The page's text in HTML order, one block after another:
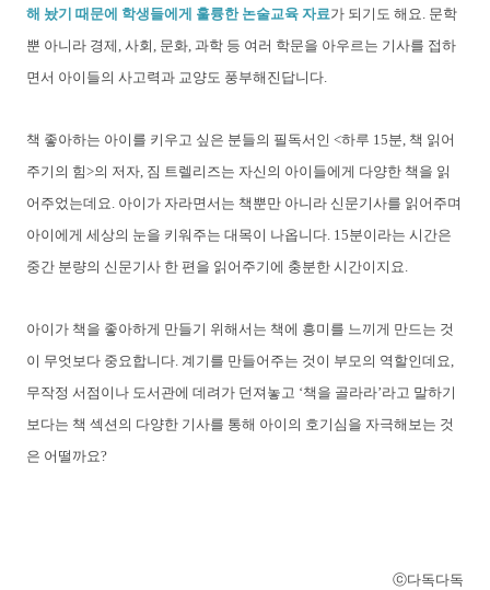
해 놨기 때문에 학생들에게 훌륭한 논술교육 자료가 되기도 해요. 문학
뿐 아니라 경제, 사회, 문화, 과학 등 여러 학문을 아우르는 기사를 접하
면서 아이들의 사고력과 교양도 풍부해진답니다.
책 좋아하는 아이를 키우고 싶은 분들의 필독서인 <하루 15분, 책 읽어
주기의 힘>의 저자, 짐 트렐리즈는 자신의 아이들에게 다양한 책을 읽
어주었는데요. 아이가 자라면서는 책뿐만 아니라 신문기사를 읽어주며
아이에게 세상의 눈을 키워주는 대목이 나옵니다. 15분이라는 시간은
중간 분량의 신문기사 한 편을 읽어주기에 충분한 시간이지요.
아이가 책을 좋아하게 만들기 위해서는 책에 흥미를 느끼게 만드는 것
이 무엇보다 중요합니다. 계기를 만들어주는 것이 부모의 역할인데요,
무작정 서점이나 도서관에 데려가 던져놓고 ‘책을 골라라’라고 말하기
보다는 책 섹션의 다양한 기사를 통해 아이의 호기심을 자극해보는 것
은 어떨까요?
ⓒ다독다독